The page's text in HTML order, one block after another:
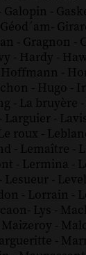
Galopin -
Géod´am-
- Gragnon -
- Hardy -
Hoffmann -
- Hugo -
- La bruyère -
- Larguier -
roux -
- Lemaître -
- Lermina -
- Lesueur - Level
- Lorrain -
- Lys -
Maizeroy -
-